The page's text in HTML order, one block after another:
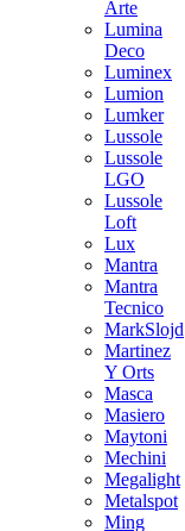
Arte
Lumina
Deco
Luminex
Lumion
Lumker
Lussole
Lussole
LGO
Lussole
Loft
Lux
Mantra
Mantra
Tecnico
MarkSlojd
Martinez
Y Orts
Masca
Masiero
Maytoni
Mechini
Megalight
Metalspot
Ming